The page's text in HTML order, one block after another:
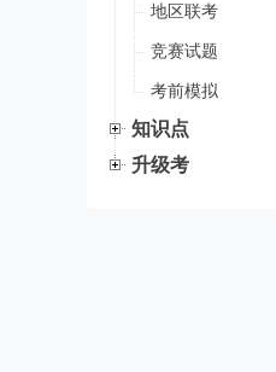
地区联考
竞赛试题
考前模拟
知识点
升级考